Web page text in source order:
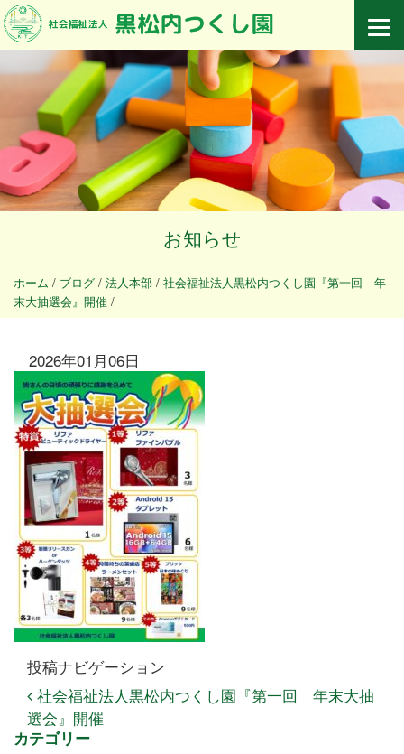
お知らせ
ホーム / ブログ / 法人本部 / 社会福祉法人黒松内つくし園『第一回 年
末大抽選会』開催 /
2026年01月06日
投稿ナビゲーション
社会福祉法人黒松内つくし園『第一回 年末大抽
選会』開催
カテゴリー